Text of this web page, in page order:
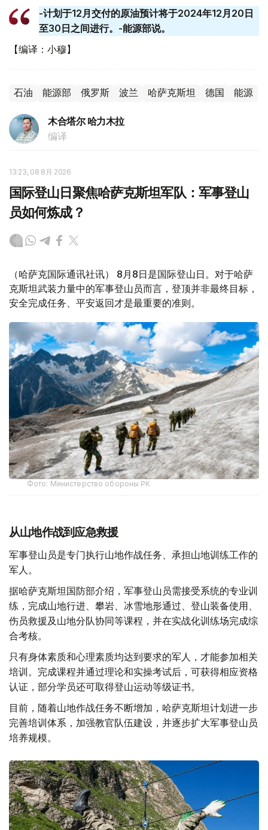
-计划于12月交付的原油预计将于2024年12月20日
至30日之间进行。-能源部说。
【编译：小穆】
石油 能源部 俄罗斯 波兰 哈萨克斯坦 德国 能源
木合塔尔 哈力木拉
编译
13:23, 08 8月 2026
国际登山日聚焦哈萨克斯坦军队：军事登山
员如何炼成？
（哈萨克国际通讯社讯） 8月8日是国际登山日。对于哈萨
克斯坦武装力量中的军事登山员而言，登顶并非最终目标，
安全完成任务、平安返回才是最重要的准则。
Фото: Министерство обороны РК
从山地作战到应急救援
军事登山员是专门执行山地作战任务、承担山地训练工作的
军人。
据哈萨克斯坦国防部介绍，军事登山员需接受系统的专业训
练，完成山地行进、攀岩、冰雪地形通过、登山装备使用、
伤员救援及山地分队协同等课程，并在实战化训练场完成综
合考核。
只有身体素质和心理素质均达到要求的军人，才能参加相关
培训。完成课程并通过理论和实操考试后，可获得相应资格
认证，部分学员还可取得登山运动等级证书。
目前，随着山地作战任务不断增加，哈萨克斯坦计划进一步
完善培训体系，加强教官队伍建设，并逐步扩大军事登山员
培养规模。